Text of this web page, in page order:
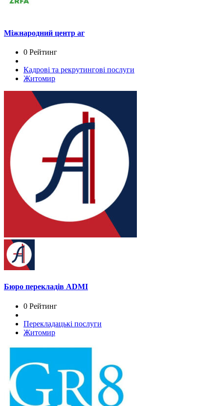
Міжнародний центр аг
0 Рейтинг
Кадрові та рекрутингові послуги
Житомир
Бюро перекладів ADMI
0 Рейтинг
Перекладацькі послуги
Житомир